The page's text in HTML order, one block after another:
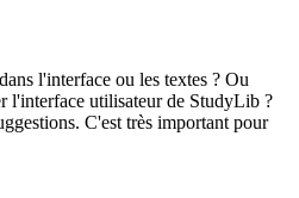
l'interface ou les textes ? Ou
l'interface utilisateur de StudyLib ?
C'est très important pour